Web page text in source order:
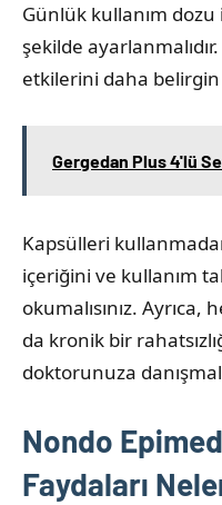
Günlük kullanım
şekilde
etkilerini daha
Gergedan Plus 4'lü
Kapsülleri
içeriğini ve kullanım
okumalısınız.
da kronik bir
doktorunuza
Nondo
Faydaları